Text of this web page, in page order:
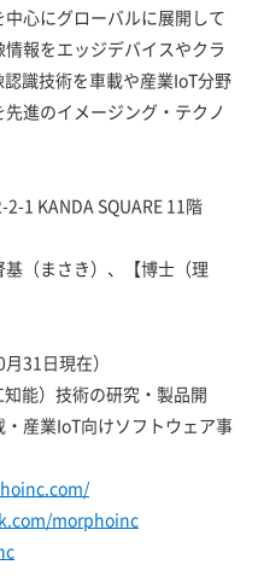
心にグローバルに展開して
報をエッジデバイスやクラ
識技術を車載や産業IoT分野
進のイメージング・テクノ
1 KANDA SQUARE 11階
（まさき）、【博士（理
31日現在）
能）技術の研究・製品開
産業IoT向けソフトウェア事
morphoinc